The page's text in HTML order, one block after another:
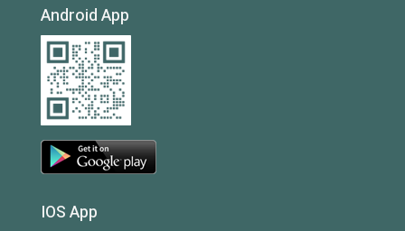
Android App
IOS App